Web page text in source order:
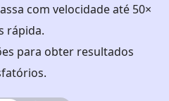
com velocidade até 50×
rápida.
para obter resultados